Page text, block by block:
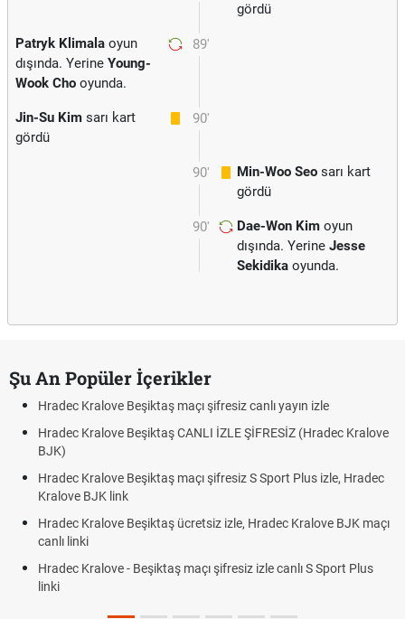
gördü
89'
Patryk Klimala oyun
dışında. Yerine Young-
Wook Cho oyunda.
90'
Jin-Su Kim sarı kart
gördü
90' Min-Woo Seo sarı kart
gördü
90' Dae-Won Kim oyun
dışında. Yerine Jesse
Sekidika oyunda.
Şu An Popüler İçerikler
Hradec Kralove Beşiktaş maçı şifresiz canlı yayın izle
Hradec Kralove Beşiktaş CANLI İZLE ŞİFRESİZ (Hradec Kralove
BJK)
Hradec Kralove Beşiktaş maçı şifresiz S Sport Plus izle, Hradec
Kralove BJK link
Hradec Kralove Beşiktaş ücretsiz izle, Hradec Kralove BJK maçı
canlı linki
Hradec Kralove - Beşiktaş maçı şifresiz izle canlı S Sport Plus
linki